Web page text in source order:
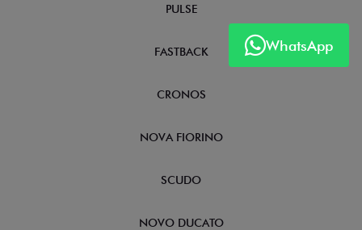
WhatsApp
PULSE
FASTBACK
CRONOS
NOVA FIORINO
SCUDO
NOVO DUCATO